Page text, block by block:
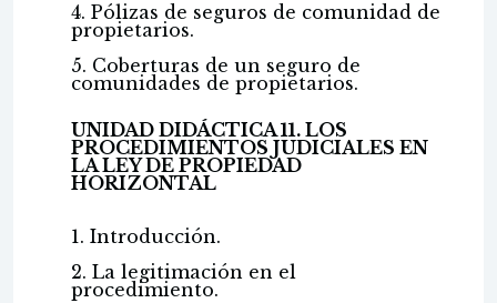
4. Pólizas de seguros de comunidad de
propietarios.
5. Coberturas de un seguro de
comunidades de propietarios.
UNIDAD DIDÁCTICA 11. LOS
PROCEDIMIENTOS JUDICIALES EN
LA LEY DE PROPIEDAD
HORIZONTAL
1. Introducción.
2. La legitimación en el
procedimiento.